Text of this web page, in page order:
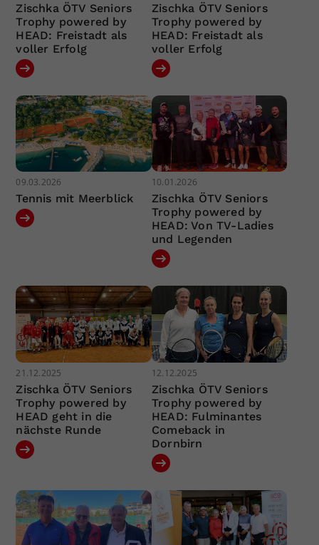
Zischka ÖTV Seniors
Trophy powered by
HEAD: Freistadt als
voller Erfolg
Zischka ÖTV Seniors
Trophy powered by
HEAD: Freistadt als
voller Erfolg
09.03.2026
Tennis mit Meerblick
10.01.2026
Zischka ÖTV Seniors
Trophy powered by
HEAD: Von TV-Ladies
und Legenden
21.12.2025
Zischka ÖTV Seniors
Trophy powered by
HEAD geht in die
nächste Runde
12.12.2025
Zischka ÖTV Seniors
Trophy powered by
HEAD: Fulminantes
Comeback in
Dornbirn